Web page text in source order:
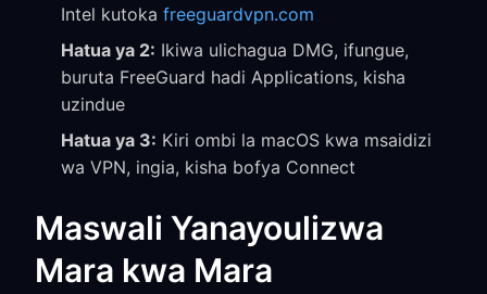
Intel kutoka freeguardvpn.com
Hatua ya 2: Ikiwa ulichagua DMG, ifungue,
buruta FreeGuard hadi Applications, kisha
uzindue
Hatua ya 3: Kiri ombi la macOS kwa msaidizi
wa VPN, ingia, kisha bofya Connect
Maswali Yanayoulizwa
Mara kwa Mara